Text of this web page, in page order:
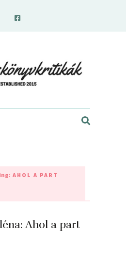
AHOL A PART
Ahol ​a part